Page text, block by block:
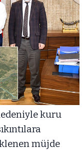
kuru
müjde